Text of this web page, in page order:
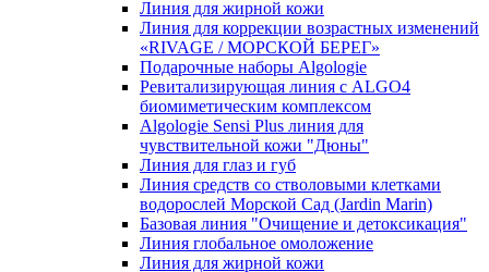
Линия для жирной кожи
Линия для коррекции возрастных изменений
«RIVAGE / МОРСКОЙ БЕРЕГ»
Подарочные наборы Algologie
Ревитализирующая линия с ALGO4
биомиметическим комплексом
Algologie Sensi Plus линия для
чувcтвительной кожи "Дюны"
Линия для глаз и губ
Линия средств со стволовыми клетками
водорослей Морской Сад (Jardin Marin)
Базовая линия "Очищение и детоксикация"
Линия глобальное омоложение
Линия для жирной кожи